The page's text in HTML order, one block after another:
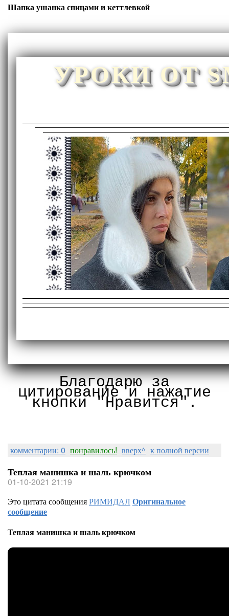
Шапка ушанка спицами и кеттлевкой
УРОКИ ОТ
Благодарю за
цитирование и нажатие
кнопки "Нравится".
комментарии: 0 понравилось! вверх^ к полной версии
Теплая манишка и шаль крючком
01-10-2021 21:19
Это цитата сообщенияРИМИДАЛОригинальное
сообщение
Теплая манишка и шаль крючком